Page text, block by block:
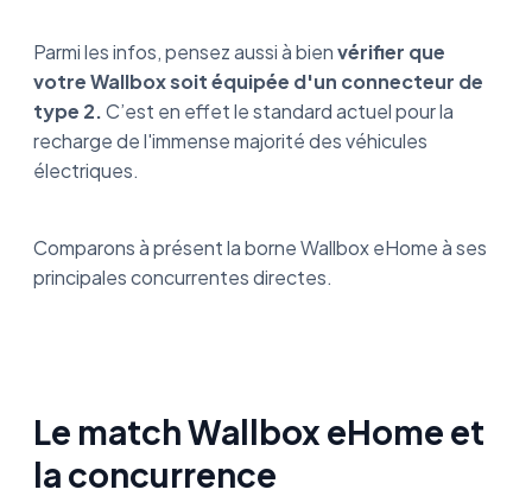
Parmi les infos, pensez aussi à bienvérifier que
votre Wallbox soit équipée d'un connecteur de
type 2.C’est en effet le standard actuel pour la
recharge de l'immense majorité des véhicules
électriques.
Comparons à présent la borne Wallbox eHome à ses
principales concurrentes directes.
Le match Wallbox eHome et
la concurrence